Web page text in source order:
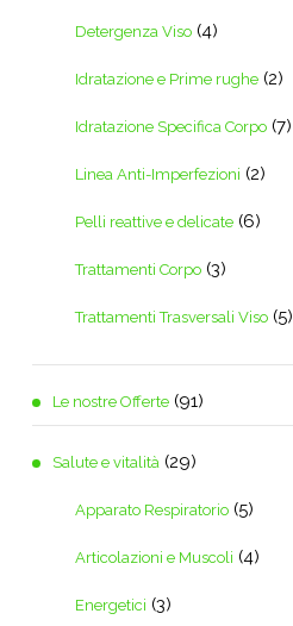
Detergenza Viso (4)
Idratazione e Prime rughe (2)
Idratazione Specifica Corpo (7)
Linea Anti-Imperfezioni (2)
Pelli reattive e delicate (6)
Trattamenti Corpo (3)
Trattamenti Trasversali Viso (5)
Le nostre Offerte (91)
Salute e vitalità (29)
Apparato Respiratorio (5)
Articolazioni e Muscoli (4)
Energetici (3)